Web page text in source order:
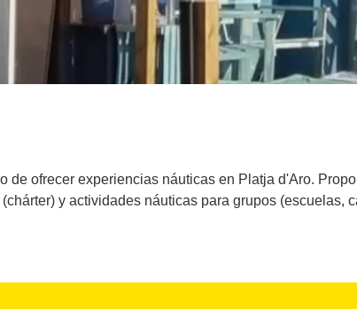
de ofrecer experiencias náuticas en Platja d'Aro.
y actividades náuticas para grupos (escuelas,